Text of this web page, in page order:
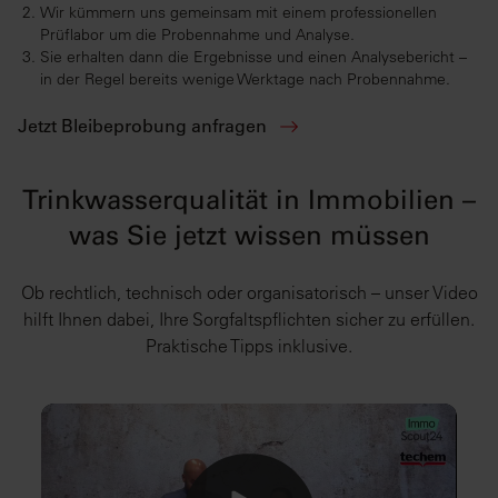
Wir kümmern uns gemeinsam mit einem professionellen
Prüflabor um die Probennahme und Analyse.
Sie erhalten dann die Ergebnisse und einen Analysebericht –
in der Regel bereits wenige Werktage nach Probennahme.
Jetzt Bleibeprobung anfragen
Trinkwasserqualität in Immobilien –
was Sie jetzt wissen müssen
Ob rechtlich, technisch oder organisatorisch – unser Video
hilft Ihnen dabei, Ihre Sorgfaltspflichten sicher zu erfüllen.
Praktische Tipps inklusive.